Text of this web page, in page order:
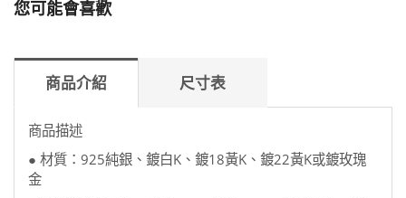
您可能會喜歡
商品介紹 尺寸表
商品描述
● 材質：925純銀、鍍白K、鍍18黃K、鍍22黃K或鍍玫瑰
金